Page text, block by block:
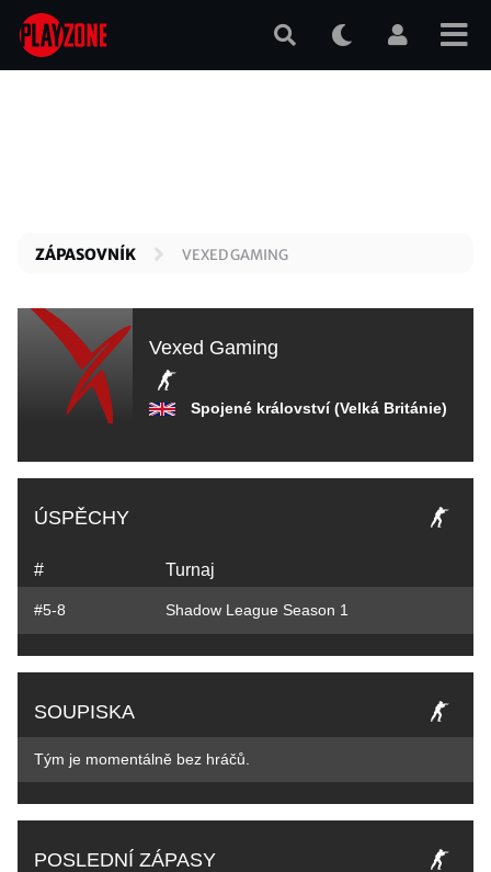
Přejít
hlavnímu
ZÁPASOVNÍK VEXED GAMING
Vexed Gaming
Spojené království (Velká Británie)
ÚSPĚCHY
# Turnaj
#5-8 Shadow League Season 1
SOUPISKA
Tým je momentálně bez hráčů.
POSLEDNÍ ZÁPASY